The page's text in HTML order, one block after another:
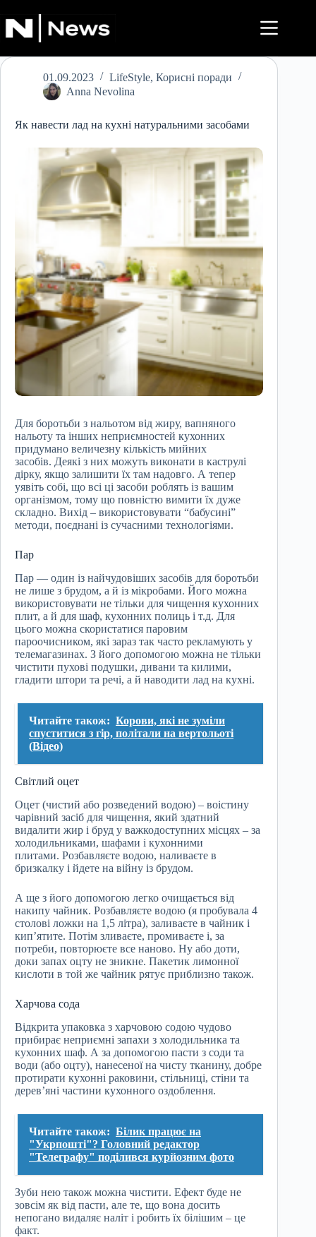
до
вмісту
01.09.2023 LifeStyle, Корисні поради
Anna Nevolina
Як навести лад на кухні натуральними засобами
Для боротьби з нальотом від жиру, вапняного
нальоту та інших неприємностей кухонних
придумано величезну кількість мийних
засобів. Деякі з них можуть виконати в каструлі
дірку, якщо залишити їх там надовго. А тепер
уявіть собі, що всі ці засоби роблять із вашим
організмом, тому що повністю вимити їх дуже
складно. Вихід – використовувати “бабусині”
методи, поєднані із сучасними технологіями.
Пар
Пар — один із найчудовіших засобів для боротьби
не лише з брудом, а й із мікробами. Його можна
використовувати не тільки для чищення кухонних
плит, а й для шаф, кухонних полиць і т.д. Для
цього можна скористатися паровим
пароочисником, які зараз так часто рекламують у
телемагазинах. З його допомогою можна не тільки
чистити пухові подушки, дивани та килими,
гладити штори та речі, а й наводити лад на кухні.
Читайте також: Корови, які не зуміли
спуститися з гір, політали на вертольоті
(Відео)
Світлий оцет
Оцет (чистий або розведений водою) – воістину
чарівний засіб для чищення, який здатний
видалити жир і бруд у важкодоступних місцях – за
холодильниками, шафами і кухонними
плитами. Розбавляєте водою, наливаєте в
бризкалку і йдете на війну із брудом.
А ще з його допомогою легко очищається від
накипу чайник. Розбавляєте водою (я пробувала 4
столові ложки на 1,5 літра), заливаєте в чайник і
кип’ятите. Потім зливаєте, промиваєте і, за
потреби, повторюєте все наново. Ну або доти,
доки запах оцту не зникне. Пакетик лимонної
кислоти в той же чайник рятує приблизно також.
Харчова сода
Відкрита упаковка з харчовою содою чудово
прибирає неприємні запахи з холодильника та
кухонних шаф. А за допомогою пасти з соди та
води (або оцту), нанесеної на чисту тканину, добре
протирати кухонні раковини, стільниці, стіни та
дерев’яні частини кухонного оздоблення.
Читайте також: Білик працює на
"Укрпошті"? Головний редактор
"Телеграфу" поділився курйозним фото
Зуби нею також можна чистити. Ефект буде не
зовсім як від пасти, але те, що вона досить
непогано видаляє наліт і робить їх білішим – це
факт.